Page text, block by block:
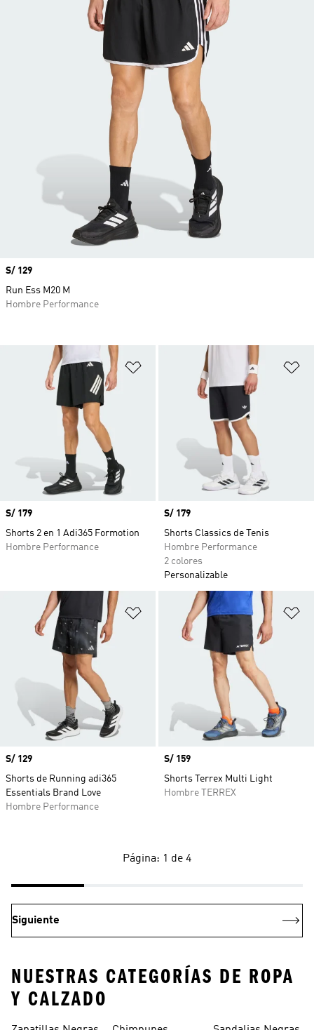
Añadir a la lista de deseos
Precio
S/ 179
Shorts 2 en 1 Adi365 Formotion
Hombre Performance
Precio
S/ 179
Shorts Classics de Tenis
Hombre Performance
2 colores
Personalizable
Añadir a la lista de deseos
Precio
S/ 129
Shorts de Running adi365
Essentials Brand Love
Hombre Performance
Precio
S/ 159
Shorts Terrex Multi Light
Hombre TERREX
Precio
S/ 129
Run Ess M20 M
Hombre Performance
Página: 1 de 4
Siguiente
NUESTRAS CATEGORÍAS DE ROPA
Y CALZADO